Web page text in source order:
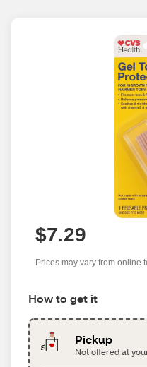
$7.29
Prices may vary from online
How to get it
Pickup
Not offered at